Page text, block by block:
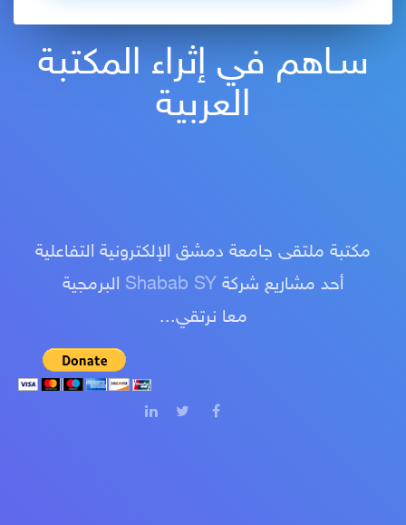
سـاهم في إثراء المكتبة
العربية
مكتبة ملتقى جامعة دمشق الإلكترونية التفاعلية
أحد مشاريع شركة Shabab SY البرمجية
معا نرتقي...